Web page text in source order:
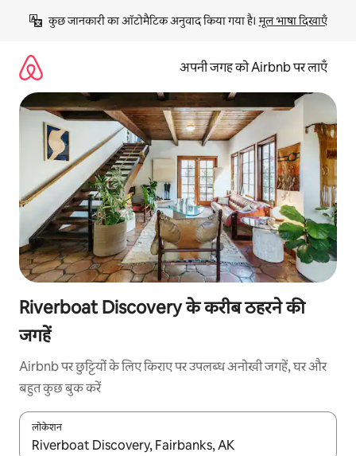
छोड़कर
कॉन्टेंट
कुछ जानकारी का ऑटोमैटिक अनुवाद किया गया है। मूल भाषा दिखाएँ
अपनी जगह को Airbnb पर लाएँ
Riverboat Discovery के करीब ठहरने की
जगहें
Airbnb पर छुट्टियों के लिए किराए पर उपलब्ध अनोखी जगहें, घर और
बहुत कुछ बुक करें
लोकेशन
नतीजों के उपलब्ध होने पर, अप और डाउन 'ऐरो की' का इस्तेमाल करके नेविगेट